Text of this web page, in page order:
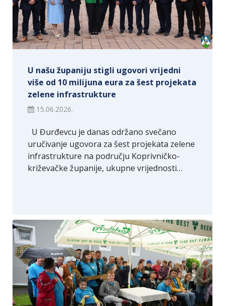
U našu županiju stigli ugovori vrijedni
više od 10 milijuna eura za šest projekata
zelene infrastrukture
15.06.2026.
U Đurđevcu je danas održano svečano
uručivanje ugovora za šest projekata zelene
infrastrukture na području Koprivničko-
križevačke županije, ukupne vrijednosti…